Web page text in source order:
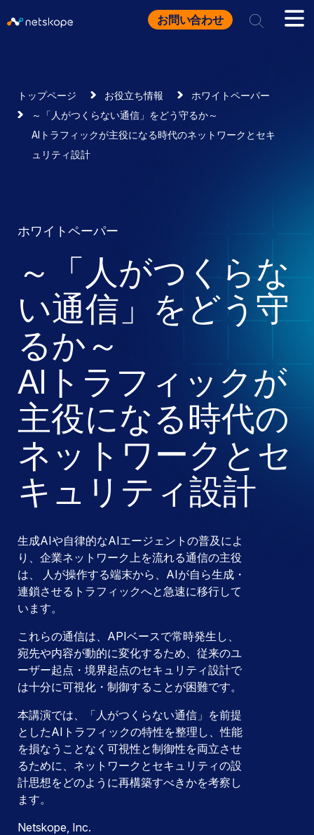
お問い合わせ
トップページ お役立ち情報
ホワイトペーパー
～「人がつくらない通信」をどう守るか～
AIトラフィックが主役になる時代のネットワークとセキ
ュリティ設計
ホワイトペーパー
～「人がつくらな
い通信」をどう守
るか～
AIトラフィックが
主役になる時代の
ネットワークとセ
キュリティ設計
生成AIや自律的なAIエージェントの普及によ
り、企業ネットワーク上を流れる通信の主役
は、 人が操作する端末から、AIが自ら生成・
連鎖させるトラフィックへと急速に移行して
います。
これらの通信は、APIベースで常時発生し、
宛先や内容が動的に変化するため、従来のユ
ーザー起点・境界起点のセキュリティ設計で
は十分に可視化・制御することが困難です。
本講演では、「人がつくらない通信」を前提
としたAIトラフィックの特性を整理し、性能
を損なうことなく可視性と制御性を両立させ
るために、ネットワークとセキュリティの設
計思想をどのように再構築すべきかを考察し
ます。
Netskope, Inc.